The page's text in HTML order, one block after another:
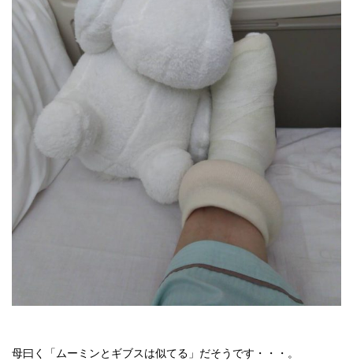
母曰く「ムーミンとギブスは似てる」だそうです・・・。